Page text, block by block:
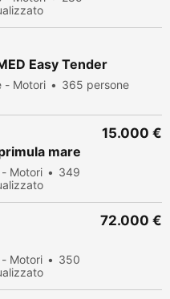
Easy Tender
- Motori
365 persone
mare
Motori
349
15.000 €
Motori
350
72.000 €